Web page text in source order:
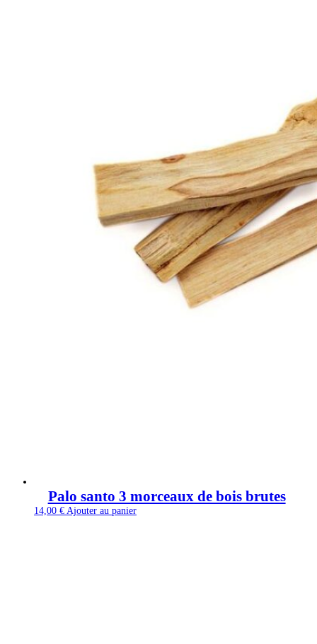
Palo santo 3 morceaux de bois brutes
14,00 € Ajouter au panier